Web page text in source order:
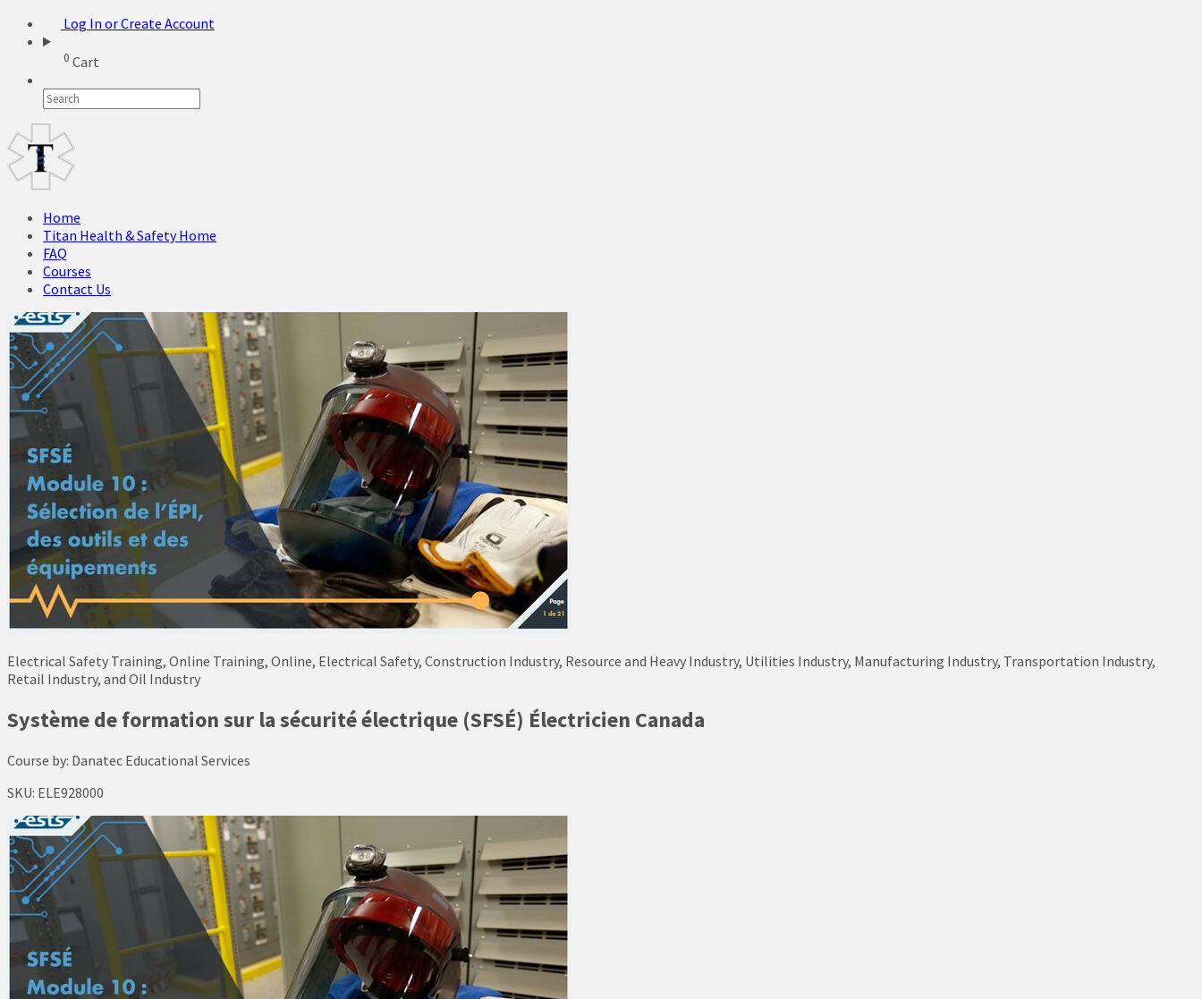
Log In or Create Account
0 Cart
Home
Titan Health & Safety Home
FAQ
Courses
Contact Us
Electrical Safety Training, Online Training, Online, Electrical Safety, Construction Industry, Resource and Heavy Industry, Utilities Industry, Manufacturing Industry, Transportation Industry,
Retail Industry, and Oil Industry
Système de formation sur la sécurité électrique (SFSÉ) Électricien Canada
Course by: Danatec Educational Services
SKU: ELE928000